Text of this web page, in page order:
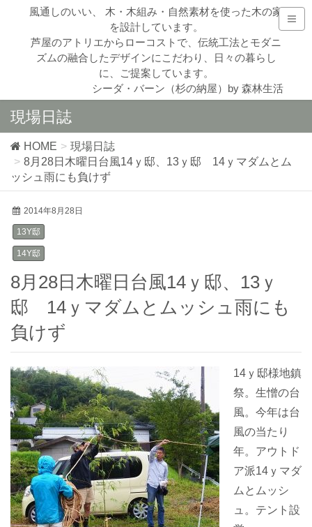
風通しのいい、 木・木組み・自然素材を使った木の家
を設計しています。
芦屋のアトリエからローコストで、伝統工法とモダニ
ズムの融合したデザインにこだわり、日々の暮らし
に、ご提案しています。
シーダ・バーン（杉の納屋）by 森林生活
現場日誌
HOME
現場日誌
8月28日木曜日台風14ｙ邸、13ｙ邸 14ｙマダムとム
ッシュ雨にも負けず
2014年8月28日
13Y邸
14Y邸
8月28日木曜日台風14ｙ邸、13ｙ
邸 14ｙマダムとムッシュ雨にも
負けず
14ｙ邸様地鎮
祭。生憎の台
風。今年は台
風の当たり
年。アウトド
ア派14ｙマダ
ムとムッシ
ュ。テント設